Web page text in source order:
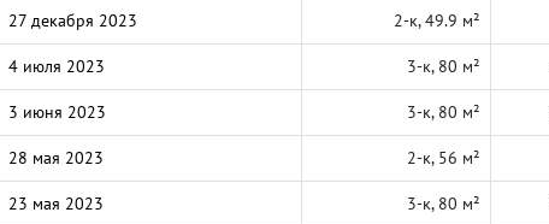
27 декабря 2023 2-к, 49.9 м²
4 июля 2023 3-к, 80 м²
3 июня 2023 3-к, 80 м²
28 мая 2023 2-к, 56 м²
23 мая 2023 3-к, 80 м²